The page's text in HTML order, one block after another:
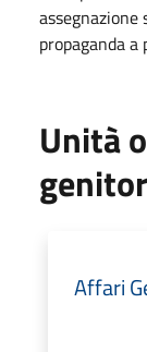
propaganda
Unità
Affari